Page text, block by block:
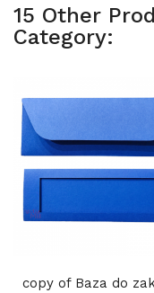
15 Other
Category: